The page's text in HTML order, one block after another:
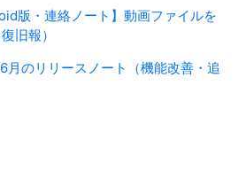
版・連絡ノート】動画ファイルを
旧報）
のリリースノート（機能改善・追